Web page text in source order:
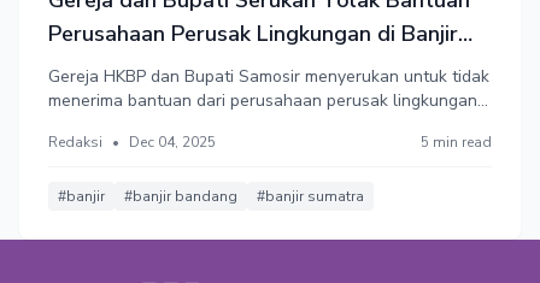
Perusahaan Perusak Lingkungan di Banjir
Sumatra
Gereja HKBP dan Bupati Samosir menyerukan untuk tidak
menerima bantuan dari perusahaan perusak lingkungan
banjir Sumatra Utara dirilis.
Redaksi • Dec 04, 2025 5 min read
#banjir #banjir bandang #banjir sumatra